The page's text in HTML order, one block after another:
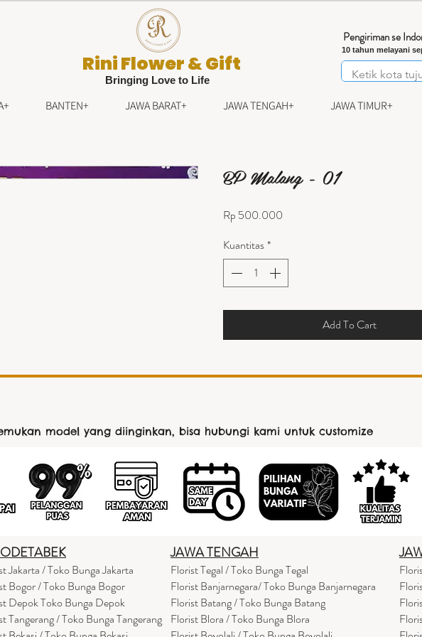
Rini Flower & Gift
Bringing Love to Life
10 tahun melayani
Pengiriman se
BANTEN+ JAWA BARAT+ JAWA TENGAH+ JAWA TIMUR+
BP Malang - 01
Rp 500.000
Kuantitas*
Add To Cart
model yang diinginkan, bisa hubungi kami untuk customize
Jakarta / Toko Bunga Jakarta
Bogor / Toko Bunga Bogor
Depok Toko Bunga Depok
Tangerang / Toko Bunga Tangerang
JAWA TENGAH
Florist Tegal / Toko Bunga Tegal
Florist Banjarnegara/ Toko Bunga Banjarnegara
Florist Batang / Toko Bunga Batang
Florist Blora / Toko Bunga Blora